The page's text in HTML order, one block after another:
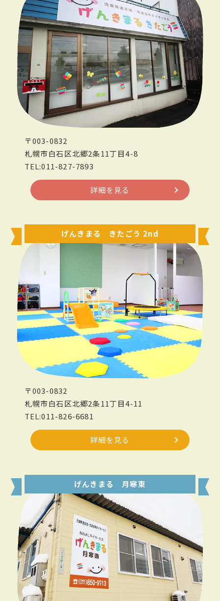
〒003-0832
札幌市白石区北郷2条11丁目4-8
TEL:011-827-7893
詳細を見る
げんきまる きたごう 2nd
〒003-0832
札幌市白石区北郷2条11丁目4-11
TEL:011-826-6681
詳細を見る
げんきまる 月寒東